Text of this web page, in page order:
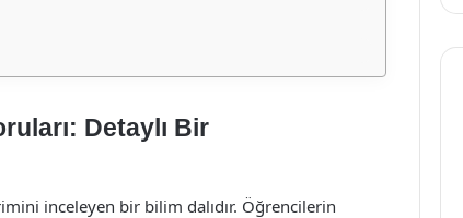
Detaylı Bir
inceleyen bir bilim dalıdır. Öğrencilerin